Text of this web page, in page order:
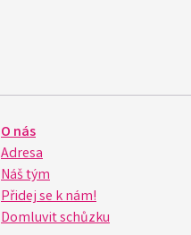
O nás
Adresa
Náš tým
Přidej se k nám!
Domluvit schůzku